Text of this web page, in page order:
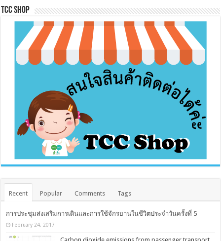
Tcc Shop
Recent Popular Comments Tags
การประชุมส่งเสริมการเดินและการใช้จักรยานในชีวิตประจำวันครั้งที่ 5
February 24, 2017